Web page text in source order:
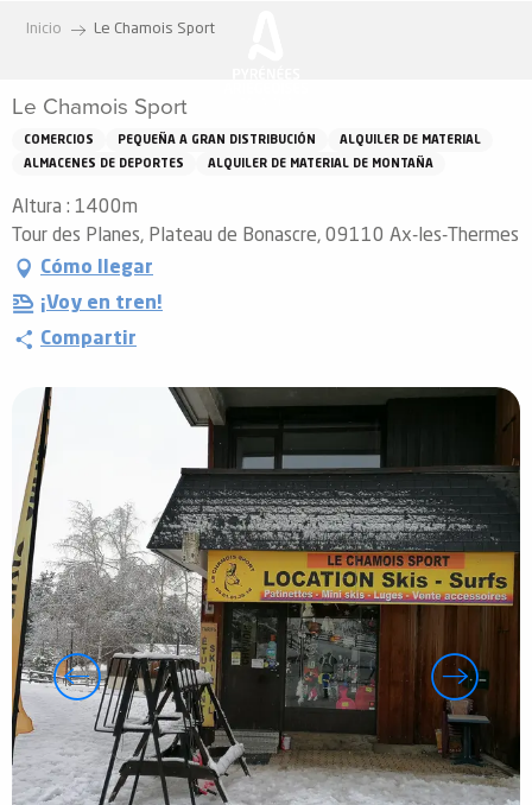
principal
Inicio Le Chamois Sport
Le Chamois Sport
COMERCIOS PEQUEÑA A GRAN DISTRIBUCIÓN
ALQUILER DE MATERIAL
ALMACENES DE DEPORTES
ALQUILER DE MATERIAL DE MONTAÑA
Altura : 1400m
Tour des Planes, Plateau de Bonascre, 09110 Ax-les-Thermes
Cómo llegar
¡Voy en tren!
Compartir